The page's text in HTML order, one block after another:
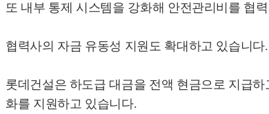
또 내부 통제 시스템을 강화해 안전관리비를 협
협력사의 자금 유동성 지원도 확대하고 있습니다.
롯데건설은 하도급 대금을 전액 현금으로 지급
화를 지원하고 있습니다.